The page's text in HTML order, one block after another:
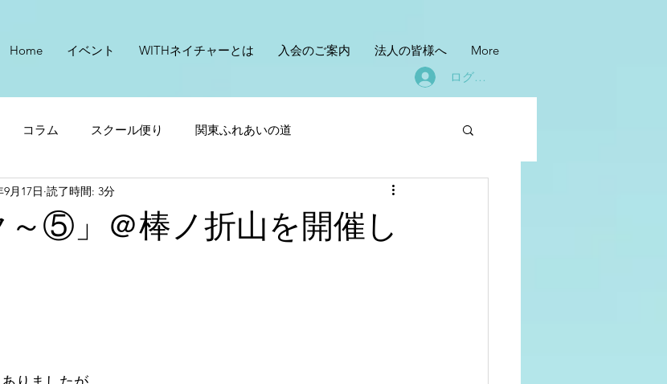
Home イベント WITHネイチャーとは 入会のご案内 法人の皆様へ
More
ログイン
コラム スクール便り 関東ふれあいの道
～⑤」＠棒ノ折山を開催し
9月17日 読了時間: 3分